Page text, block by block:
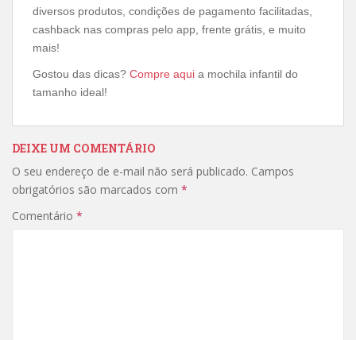
diversos produtos, condições de pagamento facilitadas,
cashback nas compras pelo app, frente grátis, e muito
mais!
Gostou das dicas? Compre aqui a mochila infantil do
tamanho ideal!
DEIXE UM COMENTÁRIO
O seu endereço de e-mail não será publicado. Campos
obrigatórios são marcados com *
Comentário *